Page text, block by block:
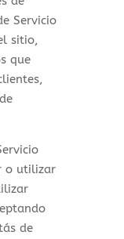
Servicio
sitio,
que
o utilizar
de